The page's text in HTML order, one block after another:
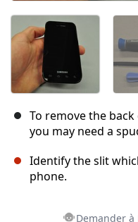
To remove the back
you may need a
Identify the slit
phone.
Demander à